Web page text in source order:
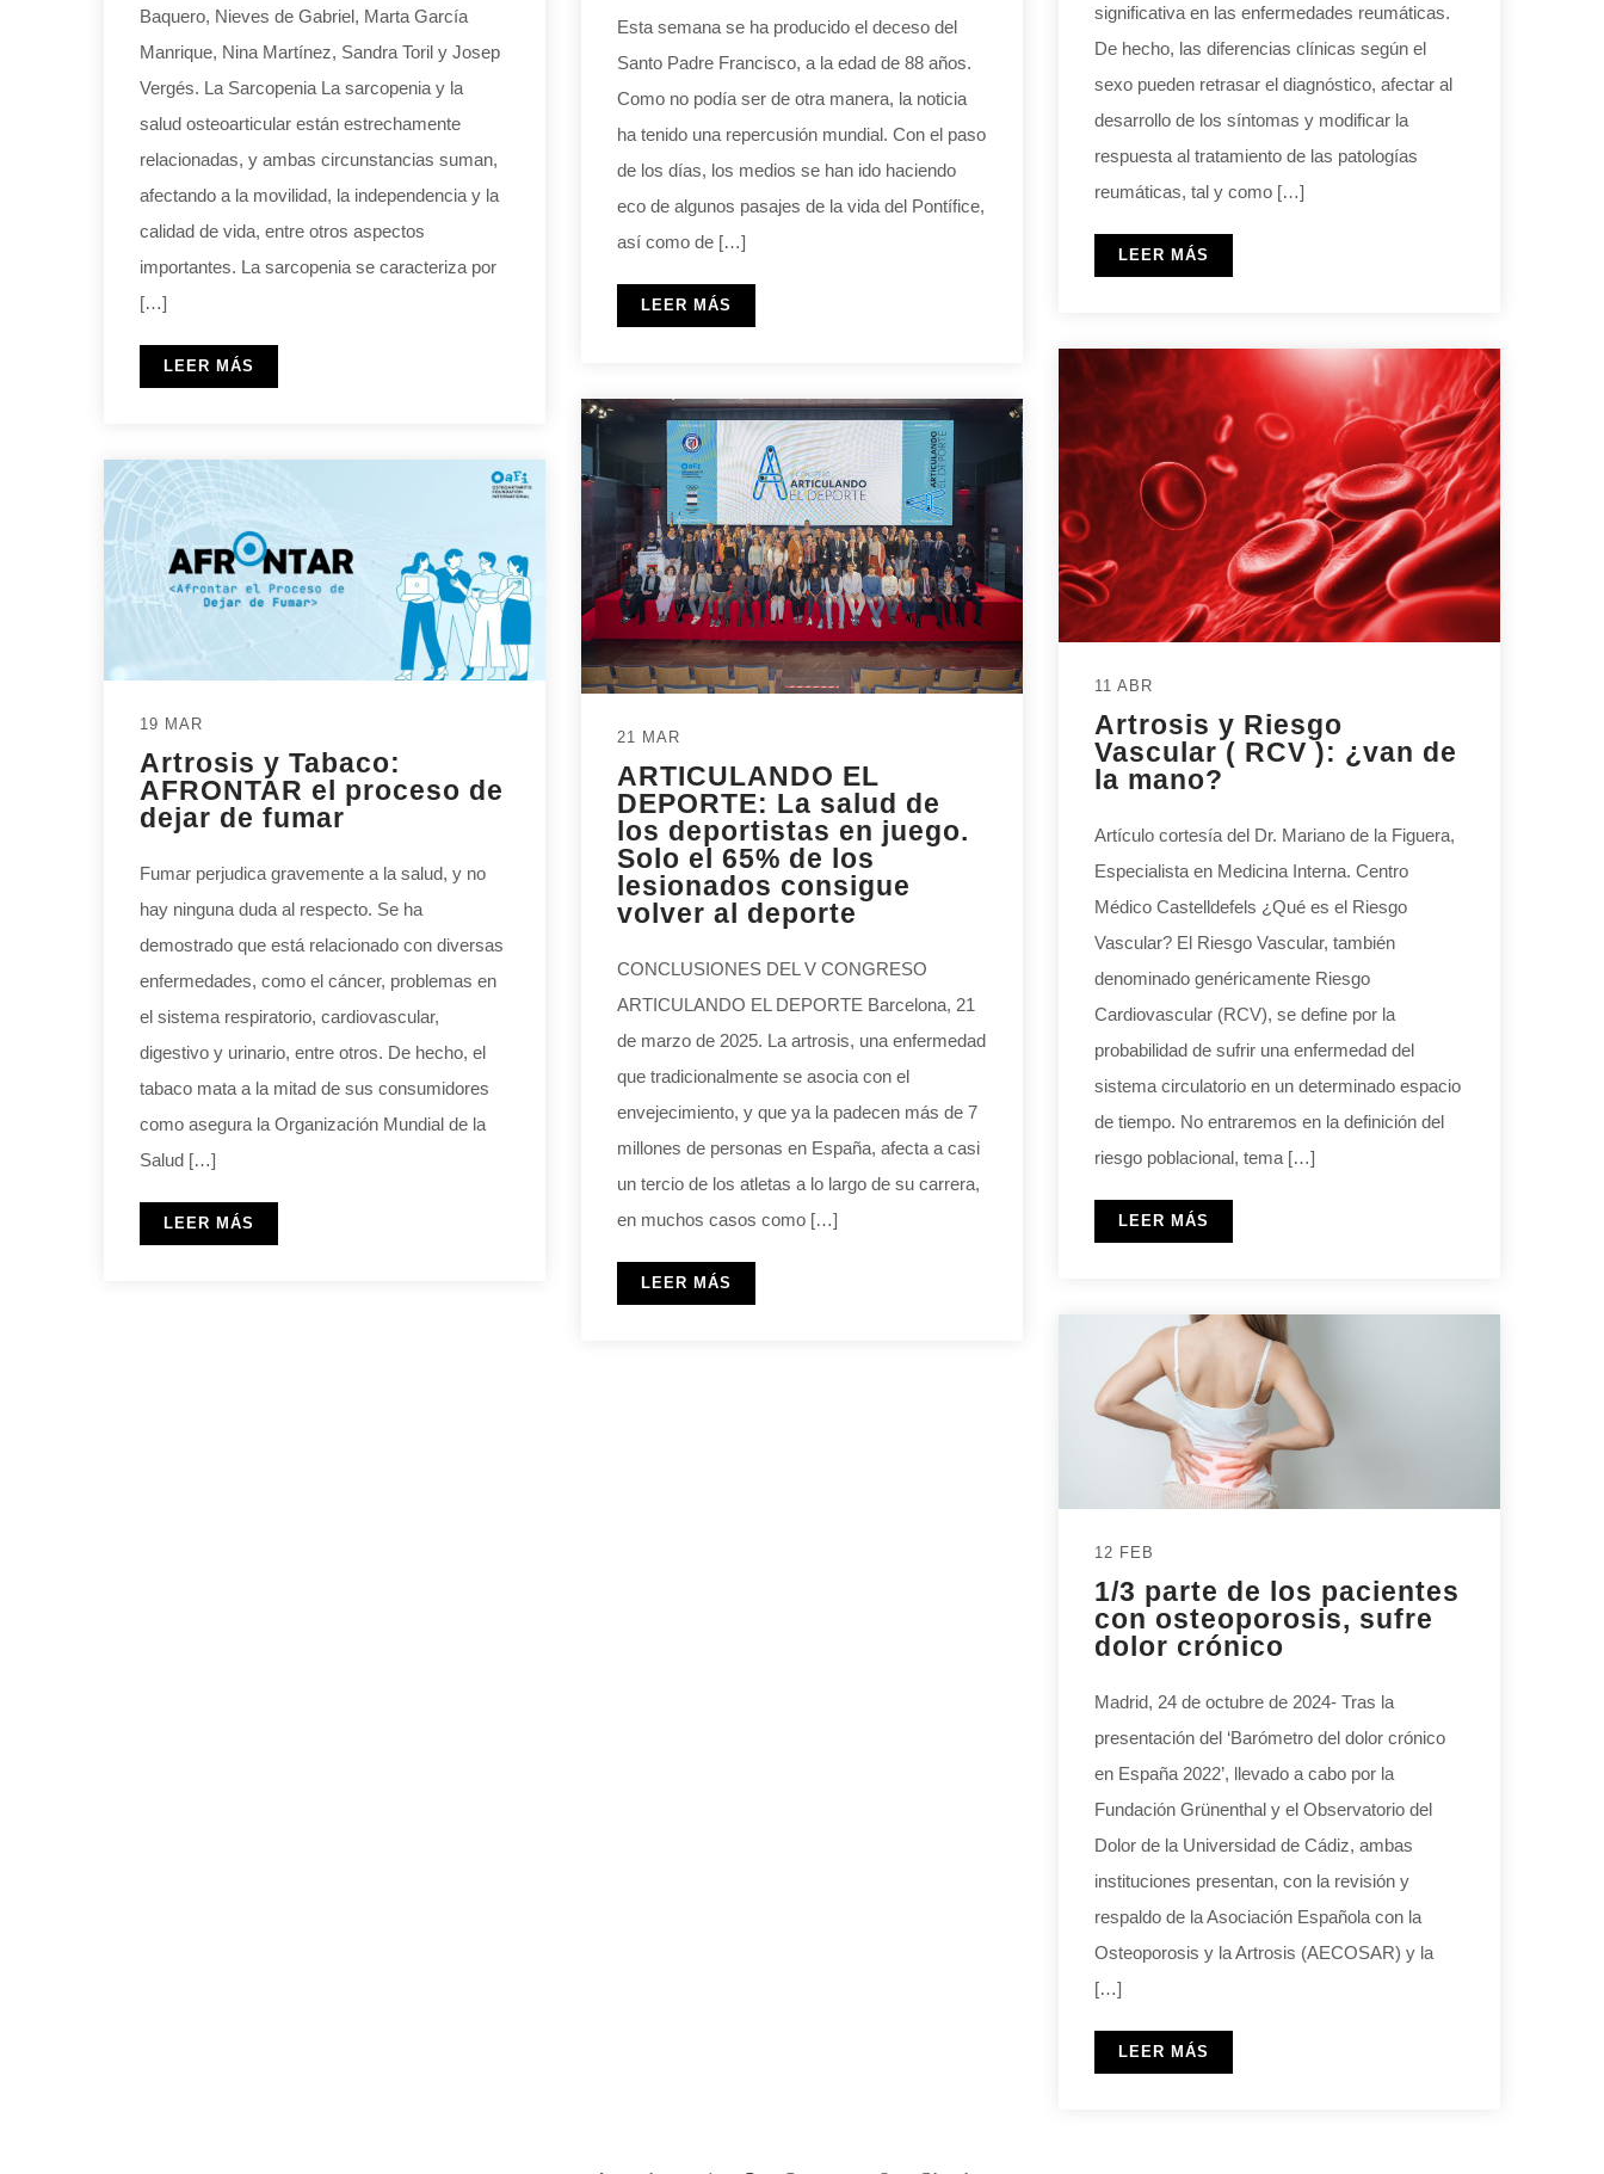
significativa en las enfermedades reumáticas.
De hecho, las diferencias clínicas según el
sexo pueden retrasar el diagnóstico, afectar al
desarrollo de los síntomas y modificar la
respuesta al tratamiento de las patologías
reumáticas, tal y como […]
LEER MÁS
Baquero, Nieves de Gabriel, Marta García
Manrique, Nina Martínez, Sandra Toril y Josep
Vergés. La Sarcopenia La sarcopenia y la
salud osteoarticular están estrechamente
relacionadas, y ambas circunstancias suman,
afectando a la movilidad, la independencia y la
calidad de vida, entre otros aspectos
importantes. La sarcopenia se caracteriza por
[…]
LEER MÁS
Esta semana se ha producido el deceso del
Santo Padre Francisco, a la edad de 88 años.
Como no podía ser de otra manera, la noticia
ha tenido una repercusión mundial. Con el paso
de los días, los medios se han ido haciendo
eco de algunos pasajes de la vida del Pontífice,
así como de […]
LEER MÁS
11 ABR
Artrosis y Riesgo
Vascular ( RCV ): ¿van de
la mano?
Artículo cortesía del Dr. Mariano de la Figuera,
Especialista en Medicina Interna. Centro
Médico Castelldefels ¿Qué es el Riesgo
Vascular? El Riesgo Vascular, también
denominado genéricamente Riesgo
Cardiovascular (RCV), se define por la
probabilidad de sufrir una enfermedad del
sistema circulatorio en un determinado espacio
de tiempo. No entraremos en la definición del
riesgo poblacional, tema […]
LEER MÁS
21 MAR
ARTICULANDO EL
DEPORTE: La salud de
los deportistas en juego.
Solo el 65% de los
lesionados consigue
volver al deporte
CONCLUSIONES DEL V CONGRESO
ARTICULANDO EL DEPORTE Barcelona, 21
de marzo de 2025. La artrosis, una enfermedad
que tradicionalmente se asocia con el
envejecimiento, y que ya la padecen más de 7
millones de personas en España, afecta a casi
un tercio de los atletas a lo largo de su carrera,
en muchos casos como […]
LEER MÁS
19 MAR
Artrosis y Tabaco:
AFRONTAR el proceso de
dejar de fumar
Fumar perjudica gravemente a la salud, y no
hay ninguna duda al respecto. Se ha
demostrado que está relacionado con diversas
enfermedades, como el cáncer, problemas en
el sistema respiratorio, cardiovascular,
digestivo y urinario, entre otros. De hecho, el
tabaco mata a la mitad de sus consumidores
como asegura la Organización Mundial de la
Salud […]
LEER MÁS
12 FEB
1/3 parte de los pacientes
con osteoporosis, sufre
dolor crónico
Madrid, 24 de octubre de 2024- Tras la
presentación del ‘Barómetro del dolor crónico
en España 2022’, llevado a cabo por la
Fundación Grünenthal y el Observatorio del
Dolor de la Universidad de Cádiz, ambas
instituciones presentan, con la revisión y
respaldo de la Asociación Española con la
Osteoporosis y la Artrosis (AECOSAR) y la
[…]
LEER MÁS